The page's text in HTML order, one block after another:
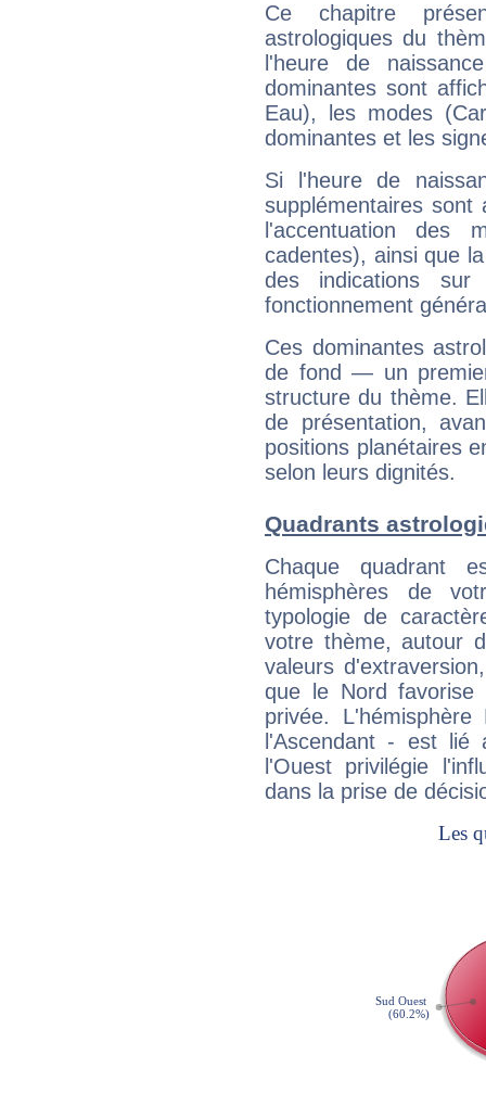
Ce chapitre
astrologiques du
l'heure de
dominantes sont
Eau), les modes
dominantes et les
Si l'heure de
supplémentaires sont
l'accentuation des
cadentes), ainsi que
des indications sur
fonctionnement
Ces dominantes
de fond — un
structure du thème.
de présentation,
positions planétaires
selon leurs dignités.
Quadrants
Chaque quadrant
hémisphères de
typologie de
votre thème, autour
valeurs
que le Nord favorise
privée.
l'Ascendant - est
l'Ouest privilégie
dans la prise de